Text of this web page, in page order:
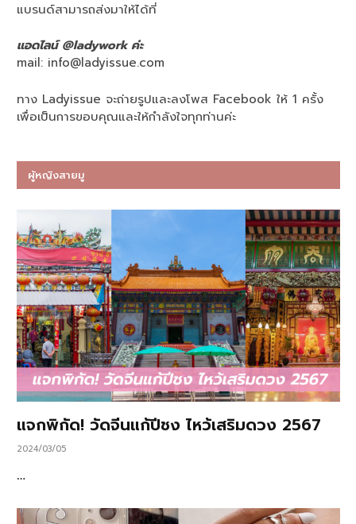
แบรนด์สามารถส่งมาให้ได้ที่
แอดไลน์ @ladywork ค่ะ
mail: info@ladyissue.com
ทาง Ladyissue จะถ่ายรูปและลงโพส Facebook ให้ 1 ครั้ง
เพื่อเป็นการขอบคุณและให้กำลังใจทุกท่านค่ะ
ผู้หญิงสายมู
แจกพิกัด! วัดจีนแก้ปีชง ไหว้เสริมดวง 2567
2024/03/05
…